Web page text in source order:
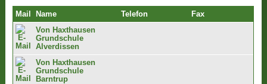
Mail Name Telefon
Fax
Von Haxthausen
Grundschule
Alverdissen
Von Haxthausen
Grundschule
Barntrup